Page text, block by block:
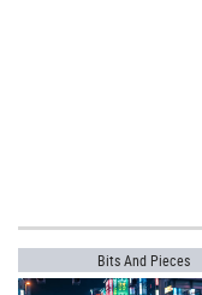
Bits And Pieces